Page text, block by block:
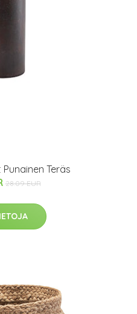
Teräs
28.09 EUR